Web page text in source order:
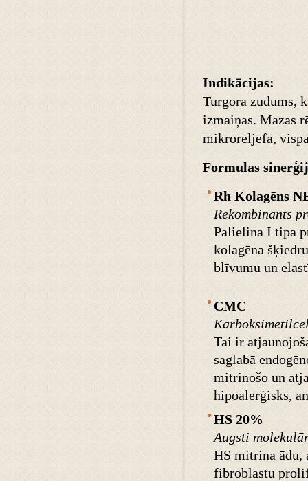
Indikācijas:
Turgora zudums,
izmaiņas. Mazas
mikroreljefā,
Formulas
Rh Kolagēns
Rekombinants
Palielina I tipa
kolagēna
blīvumu un
CMC
Tai ir
saglabā
mitrinošo un
hipoalerģisks,
HS 20%
Augsti
HS mitrina ādu,
fibroblastu